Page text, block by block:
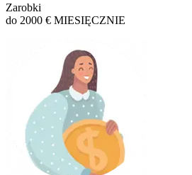
Zarobki
do 2000 € MIESIĘCZNIE